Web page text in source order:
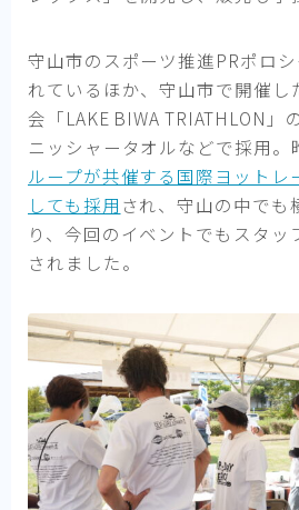
守山市のスポーツ推進PRポロ
れているほか、守山市で開催し
会「LAKE BIWA TRIATHLON」
ニッシャータオルなどで採用。
ループが共催する国際ヨットレ
しても採用 され、守山の中でも
り、今回のイベントでもスタッ
されました。